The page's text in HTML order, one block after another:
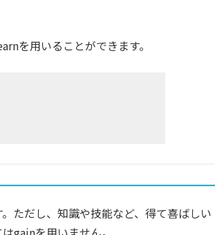
を用いることができます。
ただし、知識や技能など、得て喜ばしい